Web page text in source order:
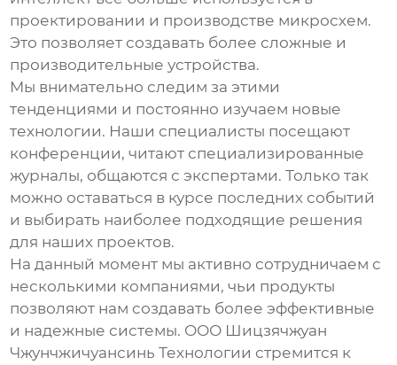
проектировании и производстве микросхем.
Это позволяет создавать более сложные и
производительные устройства.
Мы внимательно следим за этими
тенденциями и постоянно изучаем новые
технологии. Наши специалисты посещают
конференции, читают специализированные
журналы, общаются с экспертами. Только так
можно оставаться в курсе последних событий
и выбирать наиболее подходящие решения
для наших проектов.
На данный момент мы активно сотрудничаем с
несколькими компаниями, чьи продукты
позволяют нам создавать более эффективные
и надежные системы. ООО Шицзячжуан
Чжунчжичуансинь Технологии стремится к